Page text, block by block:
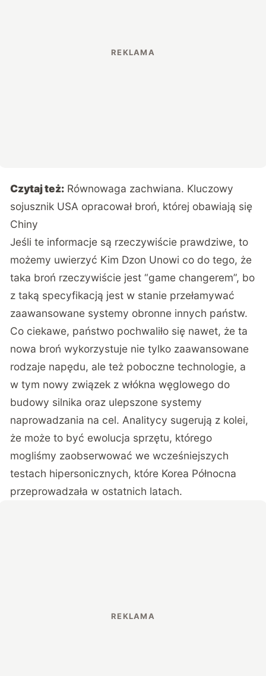
Czytaj też: Równowaga zachwiana. Kluczowy
sojusznik USA opracował broń, której obawiają się
Chiny
Jeśli te informacje są rzeczywiście prawdziwe, to
możemy uwierzyć Kim Dzon Unowi co do tego, że
taka broń rzeczywiście jest “game changerem”, bo
z taką specyfikacją jest w stanie przełamywać
zaawansowane systemy obronne innych państw.
Co ciekawe, państwo pochwaliło się nawet, że ta
nowa broń wykorzystuje nie tylko zaawansowane
rodzaje napędu, ale też poboczne technologie, a
w tym nowy związek z włókna węglowego do
budowy silnika oraz ulepszone systemy
naprowadzania na cel. Analitycy sugerują z kolei,
że może to być ewolucja sprzętu, którego
mogliśmy zaobserwować we wcześniejszych
testach hipersonicznych, które Korea Północna
przeprowadzała w ostatnich latach.